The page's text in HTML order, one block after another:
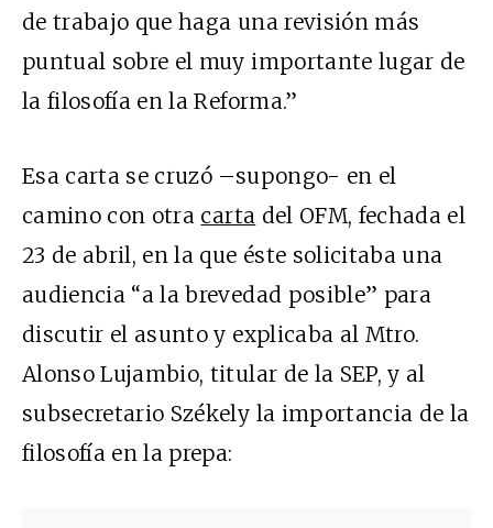
de trabajo que haga una revisión más
puntual sobre el muy importante lugar de
la filosofía en la Reforma.”
Esa carta se cruzó –supongo- en el
camino con otra carta del OFM, fechada el
23 de abril, en la que éste solicitaba una
audiencia “a la brevedad posible” para
discutir el asunto y explicaba al Mtro.
Alonso Lujambio, titular de la SEP, y al
subsecretario Székely la importancia de la
filosofía en la prepa: